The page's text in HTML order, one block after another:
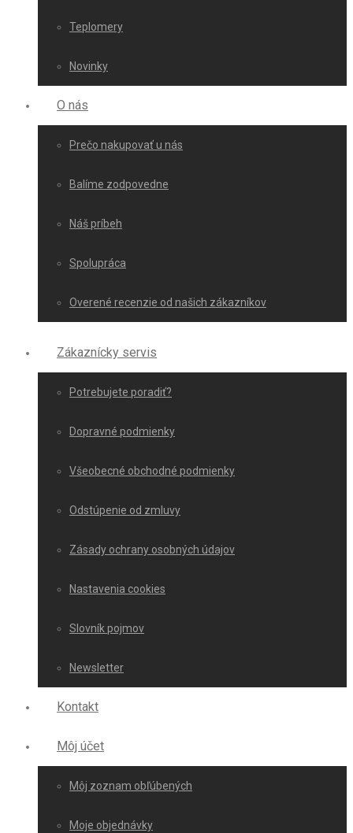
Teplomery
Novinky
O nás
Prečo nakupovať u nás
Balíme zodpovedne
Náš príbeh
Spolupráca
Overené recenzie od našich zákazníkov
Zákaznícky servis
Potrebujete poradiť?
Dopravné podmienky
Všeobecné obchodné podmienky
Odstúpenie od zmluvy
Zásady ochrany osobných údajov
Nastavenia cookies
Slovník pojmov
Newsletter
Kontakt
Môj účet
Môj zoznam obľúbených
Moje objednávky